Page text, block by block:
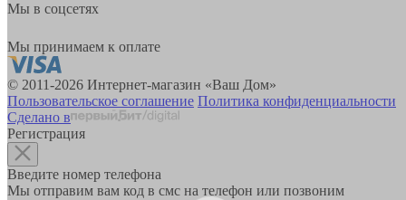
Мы в соцсетях
Мы принимаем к оплате
© 2011-2026 Интернет-магазин «Ваш Дом»
Пользовательское соглашение Политика конфиденциальности
Сделано в
Регистрация
Введите номер телефона
Мы отправим вам код в смс на телефон или позвоним